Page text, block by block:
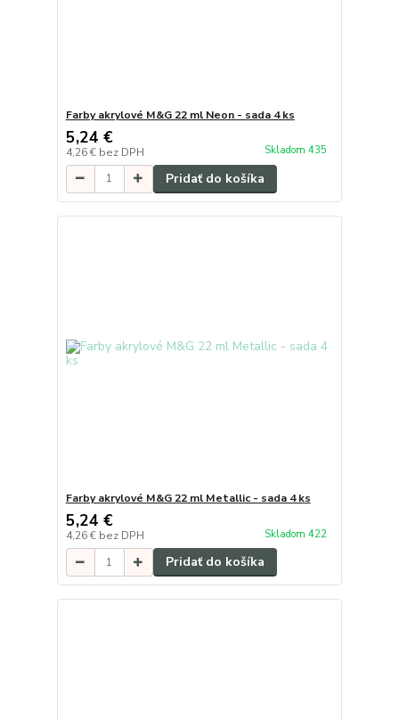
Farby akrylové M&G 22 ml Neon - sada 4 ks
5,24 €
4,26 € bez DPH Skladom 435
Pridať do košíka
Farby akrylové M&G 22 ml Metallic - sada 4 ks
5,24 €
4,26 € bez DPH Skladom 422
Pridať do košíka